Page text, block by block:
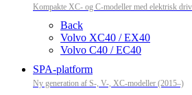
Kompakte XC- og C-modeller med elektrisk
Back
Volvo XC40 / EX40
Volvo C40 / EC40
SPA-platform
Ny generation af S-, V-, XC-modeller (2015–)